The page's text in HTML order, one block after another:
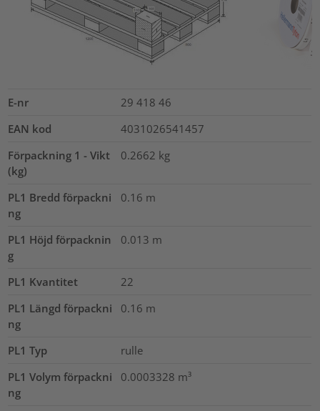
E-nr
29 418 46
EAN kod
4031026541457
Förpackning 1 - Vikt
(kg)
0.2662 kg
PL1 Bredd förpackni
ng
0.16 m
PL1 Höjd förpacknin
g
0.013 m
PL1 Kvantitet
22
PL1 Längd förpackni
ng
0.16 m
PL1 Typ
rulle
PL1 Volym förpackni
ng
0.0003328 m³